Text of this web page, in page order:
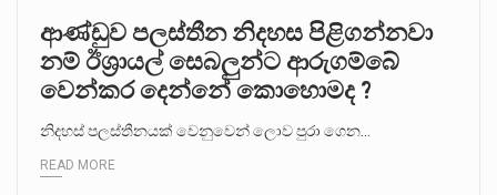
ආණ්ඩුව පලස්තීන නිදහස පිළිගන්නවා
නම් ඊශ්‍රායල් සෙබලුන්ට ආරුගම්බේ
වෙන්කර දෙන්නේ කොහොමද ?
නිදහස් පලස්තීනයක් වෙනුවෙන් ලොව පුරා ගෙන…
READ MORE